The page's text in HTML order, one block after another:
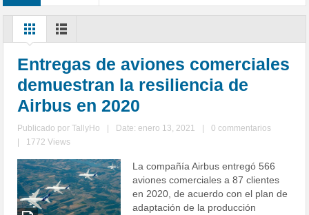
Entregas de aviones comerciales
demuestran la resiliencia de
Airbus en 2020
Publicado porTallyHo Date: enero 13, 2021
0 commentarios
1772 Views
La compañía Airbus entregó 566
aviones comerciales a 87 clientes
en 2020, de acuerdo con el plan de
adaptación de la producción